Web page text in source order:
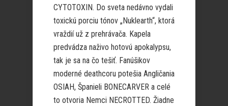
CYTOTOXIN. Do sveta nedávno vydali
toxickú porciu tónov „Nuklearth“, ktorá
vraždií už z prehrávača. Kapela
predvádza naživo hotovú apokalypsu,
tak je sa na čo tešiť. Fanúšikov
moderné deathcoru potešia Angličania
OSIAH, Španieli BONECARVER a celé
to otvoria Nemci NECROTTED. Žiadne